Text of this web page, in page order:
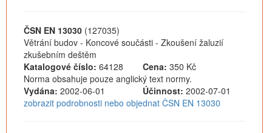
ČSN EN 13030 (127035)
Větrání budov - Koncové součásti - Zkoušení žaluzií
zkušebním deštěm
Katalogové číslo: 64128 Cena: 350 Kč
Norma obsahuje pouze anglický text normy.
Vydána: 2002-06-01 Účinnost: 2002-07-01
zobrazit podrobnosti nebo objednat ČSN EN 13030